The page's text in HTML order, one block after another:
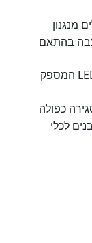
מנגנון
בהתאם
השולחן מצויד בגשר תאורת LED המספק
כפולה
לכלי